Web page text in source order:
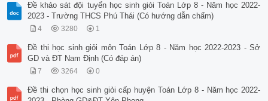
Đề khảo sát đội tuyển học sinh giỏi Toán Lớp 8 - Năm học 2022-
2023 - Trường THCS Phú Thái (Có hướng dẫn chấm)
4 3280 1
Đề thi học sinh giỏi môn Toán Lớp 8 - Năm học 2022-2023 - Sở
GD và ĐT Nam Định (Có đáp án)
7 3264 0
Đề thi chọn học sinh giỏi cấp huyện Toán Lớp 8 - Năm học 2022-